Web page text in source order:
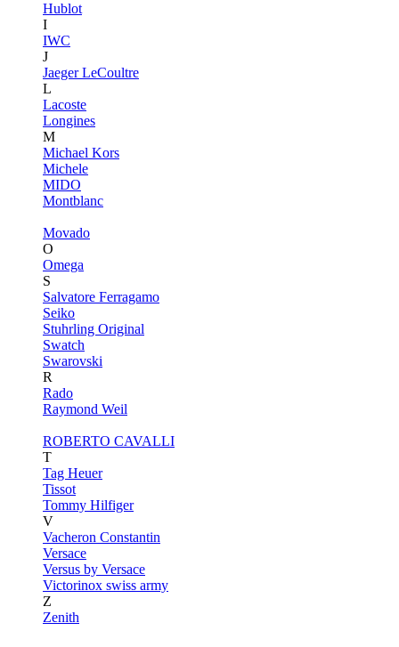
Hublot
I
IWC
J
Jaeger LeCoultre
L
Lacoste
Longines
M
Michael Kors
Michele
MIDO
Montblanc
Movado
O
Omega
S
Salvatore Ferragamo
Seiko
Stuhrling Original
Swatch
Swarovski
R
Rado
Raymond Weil
ROBERTO CAVALLI
T
Tag Heuer
Tissot
Tommy Hilfiger
V
Vacheron Constantin
Versace
Versus by Versace
Victorinox swiss army
Z
Zenith